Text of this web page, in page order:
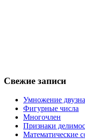
Свежие записи
Умножение
Фигурные числа
Многочлен
Признаки
Математические